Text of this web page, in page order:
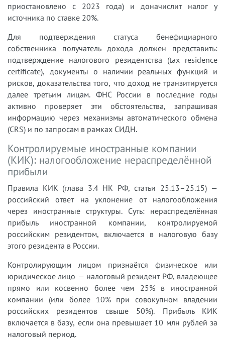
приостановлено с 2023 года) и доначислит налог у
источника по ставке 20%.
Для подтверждения статуса бенефициарного
собственника получатель дохода должен представить:
подтверждение налогового резидентства (tax residence
certificate), документы о наличии реальных функций и
рисков, доказательства того, что доход не транзитируется
далее третьим лицам. ФНС России в последние годы
активно проверяет эти обстоятельства, запрашивая
информацию через механизмы автоматического обмена
(CRS) и по запросам в рамках СИДН.
Контролируемые иностранные компании
(КИК): налогообложение нераспределённой
прибыли
Правила КИК (глава 3.4 НК РФ, статьи 25.13–25.15) —
российский ответ на уклонение от налогообложения
через иностранные структуры. Суть: нераспределённая
прибыль иностранной компании, контролируемой
российским резидентом, включается в налоговую базу
этого резидента в России.
Контролирующим лицом признаётся физическое или
юридическое лицо — налоговый резидент РФ, владеющее
прямо или косвенно более чем 25% в иностранной
компании (или более 10% при совокупном владении
российских резидентов свыше 50%). Прибыль КИК
включается в базу, если она превышает 10 млн рублей за
налоговый период.